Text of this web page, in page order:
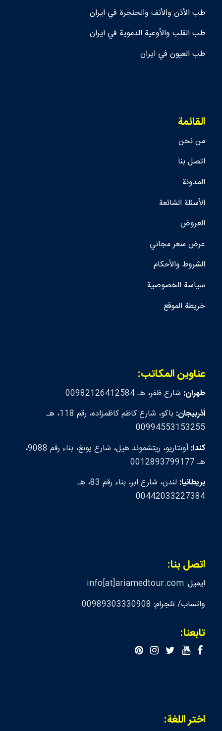
طب الأذن والأنف والحنجرة في ايران
طب القلب والأوعية الدموية في ايران
طب العيون في ايران
القائمة
من نحن
اتصل بنا
المدونة
الأسئلة الشائعة
العروض
عرض سعر مجاني
الشروط والأحكام
سياسة الخصوصية
خريطة الموقع
عناوين المكاتب:
طهران: شارع ظفر، هـ 00982126412584
أذربيجان:
باكو، شارع كاظم كاظمزاده، رقم 118، هـ
00994553153255
كندا:
أونتاريو، ريتشموند هيل، شارع يونغ، بناء رقم 9088،
هـ 0012893799177
بريطانيا:
لندن، شارع ابر، بناء رقم 83، هـ
00442033227384
اتصل بنا:
ايميل:info[at]ariamedtour.com
واتساب/ تلجرام: 00989303330908
تابعنا:
اختر اللغة: